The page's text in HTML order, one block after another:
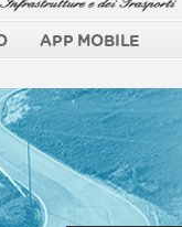
APP MOBILE